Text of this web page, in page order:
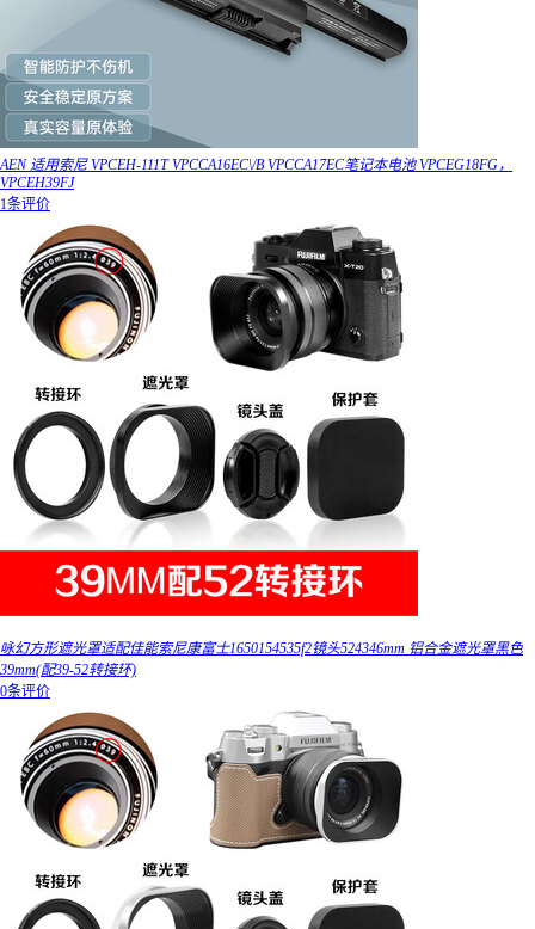
AEN 适用索尼 VPCEH-111T VPCCA16EC\/B VPCCA17EC笔记本电池 VPCEG18FG，
VPCEH39FJ
1条评价
咏幻方形遮光罩适配佳能索尼康富士1650154535f2镜头524346mm 铝合金遮光罩黑色
39mm(配39-52转接环)
0条评价